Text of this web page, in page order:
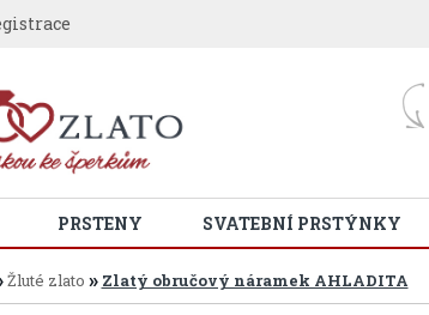
PRSTENY SVATEBNÍ PRSTÝNKY
Žluté zlato » Zlatý obručový náramek AHLADITA